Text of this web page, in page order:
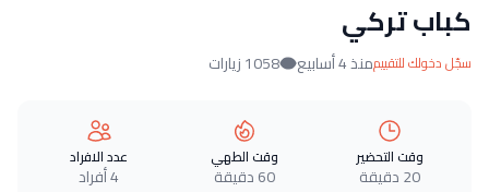
كباب تركي
سجّل دخولك للتقييممنذ 4 أسابيع 1058 زيارات
وقت التحضير
20 دقيقة
وقت الطهي
60 دقيقة
عدد الافراد
4 أفراد